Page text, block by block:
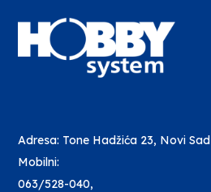
Adresa: Tone Hadžića 23, Novi Sad
Mobilni:
063/528-040,